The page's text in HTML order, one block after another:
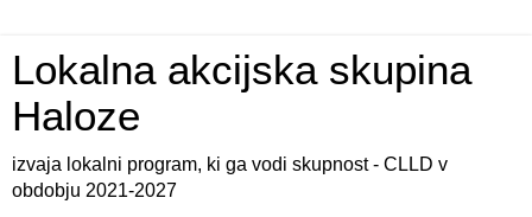
Lokalna akcijska skupina
Haloze
izvaja lokalni program, ki ga vodi skupnost - CLLD v
obdobju 2021-2027